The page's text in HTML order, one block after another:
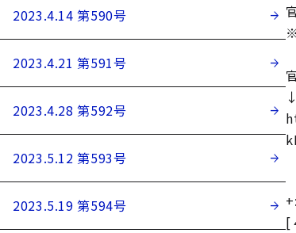
2023.4.14 第590号
2023.4.21 第591号
2023.4.28 第592号
2023.5.12 第593号
2023.5.19 第594号
[